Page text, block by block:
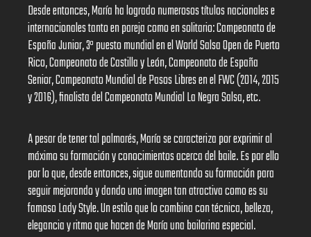
Desde entonces, María ha logrado numerosos títulos nacionales e
internacionales tanto en pareja como en solitario: Campeonato de
España Junior, 3º puesto mundial en el World Salsa Open de Puerto
Rico, Campeonato de Castilla y León, Campeonato de España
Senior, Campeonato Mundial de Pasos Libres en el FWC (2014, 2015
y 2016), finalista del Campeonato Mundial La Negra Salsa, etc.
A pesar de tener tal palmarés, María se caracteriza por exprimir al
máximo su formación y conocimientos acerca del baile. Es por ello
por lo que, desde entonces, sigue aumentando su formación para
seguir mejorando y dando una imagen tan atractiva como es su
famoso Lady Style. Un estilo que lo combina con técnica, belleza,
elegancia y ritmo que hacen de María una bailarina especial.